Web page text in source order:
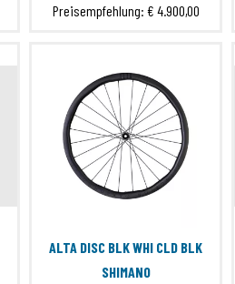
Preisempfehlung: € 4.900,00
ALTA DISC BLK WHI CLD BLK
SHIMANO